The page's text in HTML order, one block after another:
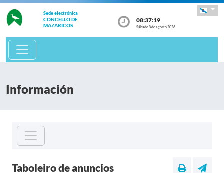
Sede electrónica
CONCELLO DE
MAZARICOS
08:37:19
Sábado 8 de agosto 2026
Información
Taboleiro de anuncios